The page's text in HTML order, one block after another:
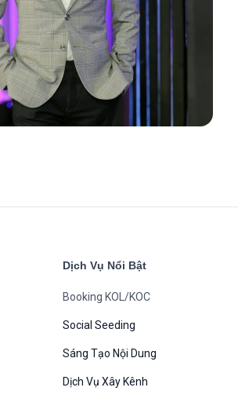
Dịch Vụ Nổi Bật
Booking KOL/KOC
Social Seeding
Sáng Tạo Nội Dung
Dịch Vụ Xây Kênh